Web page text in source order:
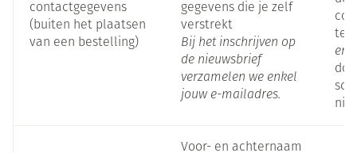
contactgegevens
(buiten het plaatsen
van een bestelling)
gegevens die je zelf
verstrekt
Bij het inschrijven op
de nieuwsbrief
verzamelen we enkel
jouw e-mailadres.
te
en/
Voor- en achternaam